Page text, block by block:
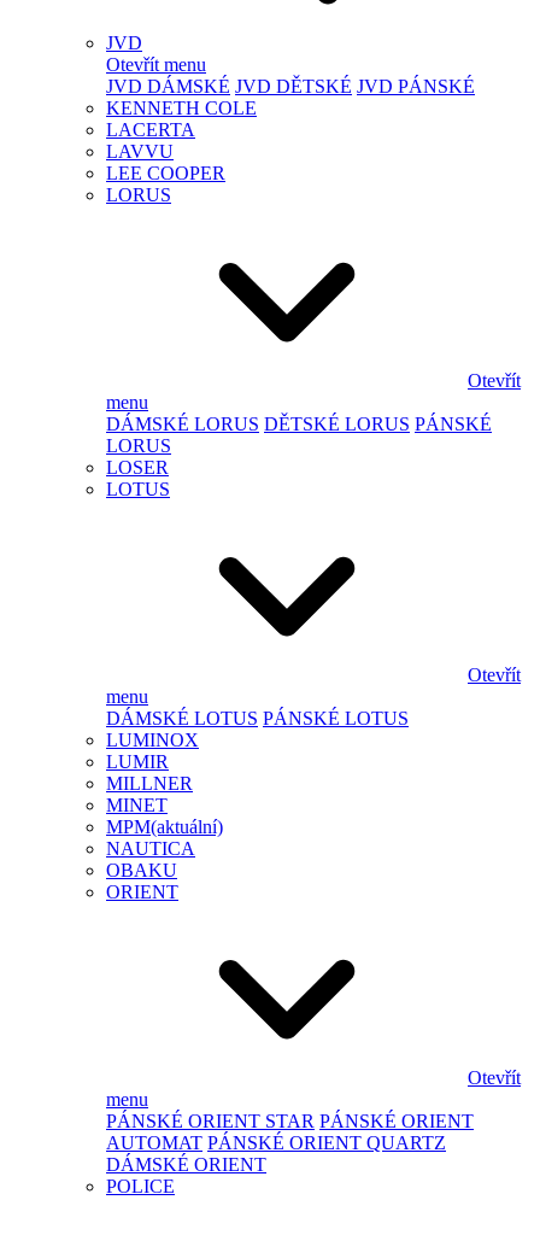
JVD
Otevřít menu
JVD DÁMSKÉ JVD DĚTSKÉ JVD PÁNSKÉ
KENNETH COLE
LACERTA
LAVVU
LEE COOPER
LORUS
Otevřít
menu
DÁMSKÉ LORUS DĚTSKÉ LORUS PÁNSKÉ
LORUS
LOSER
LOTUS
Otevřít
menu
DÁMSKÉ LOTUS PÁNSKÉ LOTUS
LUMINOX
LUMIR
MILLNER
MINET
MPM(aktuální)
NAUTICA
OBAKU
ORIENT
Otevřít
menu
PÁNSKÉ ORIENT STAR PÁNSKÉ ORIENT
AUTOMAT PÁNSKÉ ORIENT QUARTZ
DÁMSKÉ ORIENT
POLICE